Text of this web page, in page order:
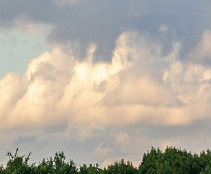
이사장소개
HSS 글로벌 얼라이언스
연혁
조직도
오시는길
의료진 소개
비전과 핵심가치 부민스토리
HSS 글로벌 얼라이언스
연혁
의료진 소개
외래진료 안내
사회공헌 후원안내
입찰공고
공고